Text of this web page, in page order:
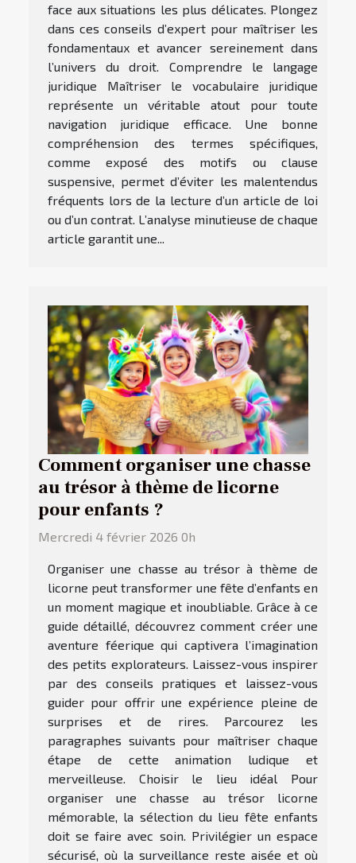
face aux situations les plus délicates. Plongez
dans ces conseils d’expert pour maîtriser les
fondamentaux et avancer sereinement dans
l’univers du droit. Comprendre le langage
juridique Maîtriser le vocabulaire juridique
représente un véritable atout pour toute
navigation juridique efficace. Une bonne
compréhension des termes spécifiques,
comme exposé des motifs ou clause
suspensive, permet d’éviter les malentendus
fréquents lors de la lecture d’un article de loi
ou d’un contrat. L’analyse minutieuse de chaque
article garantit une...
Comment organiser une chasse
au trésor à thème de licorne
pour enfants ?
Mercredi 4 février 2026 0h
Organiser une chasse au trésor à thème de
licorne peut transformer une fête d’enfants en
un moment magique et inoubliable. Grâce à ce
guide détaillé, découvrez comment créer une
aventure féerique qui captivera l’imagination
des petits explorateurs. Laissez-vous inspirer
par des conseils pratiques et laissez-vous
guider pour offrir une expérience pleine de
surprises et de rires. Parcourez les
paragraphes suivants pour maîtriser chaque
étape de cette animation ludique et
merveilleuse. Choisir le lieu idéal Pour
organiser une chasse au trésor licorne
mémorable, la sélection du lieu fête enfants
doit se faire avec soin. Privilégier un espace
sécurisé, où la surveillance reste aisée et où